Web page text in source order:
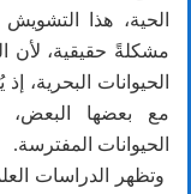
الحية، هذا
مشكلةً حقيقية، لأن
الحيوانات البحرية،
مع بعضها البعض،
الحيوانات المفترسة.
وتظهر الدراسات